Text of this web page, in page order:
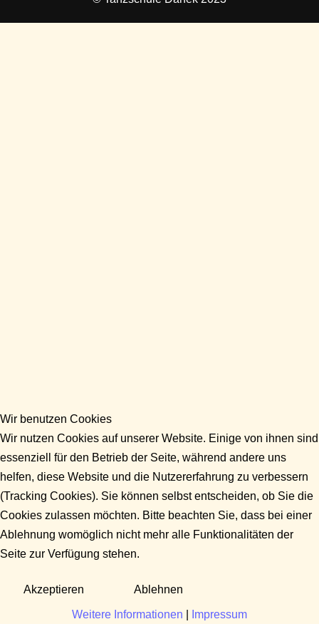
Wir benutzen Cookies
Wir nutzen Cookies auf unserer Website. Einige von ihnen sind
essenziell für den Betrieb der Seite, während andere uns
helfen, diese Website und die Nutzererfahrung zu verbessern
(Tracking Cookies). Sie können selbst entscheiden, ob Sie die
Cookies zulassen möchten. Bitte beachten Sie, dass bei einer
Ablehnung womöglich nicht mehr alle Funktionalitäten der
Seite zur Verfügung stehen.
Akzeptieren Ablehnen
Weitere Informationen Impressum